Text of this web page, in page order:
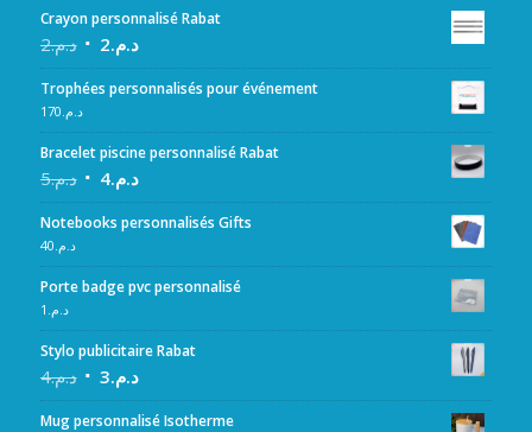
Crayon personnalisé Rabat
د.م.2 د.م.2
Trophées personnalisés pour événement
د.م. 170
Bracelet piscine personnalisé Rabat
د.م.5 د.م.4
Notebooks personnalisés Gifts
د.م. 40
Porte badge pvc personnalisé
د.م. 1
Stylo publicitaire Rabat
د.م.4 د.م.3
Mug personnalisé Isotherme